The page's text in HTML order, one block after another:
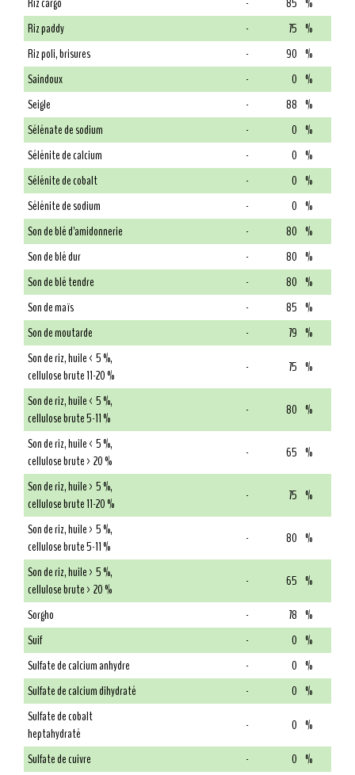
Riz paddy
- 75 %
Riz poli, brisures
- 90 %
Saindoux
- 0 %
Seigle
- 88 %
Sélénate de sodium
- 0 %
Sélénite de calcium
- 0 %
Sélénite de cobalt
- 0 %
Sélénite de sodium
- 0 %
Son de blé d'amidonnerie
- 80 %
Son de blé dur
- 80 %
Son de blé tendre
- 80 %
Son de maïs
- 85 %
Son de moutarde
- 79 %
Son de riz, huile < 5 %,
cellulose brute 11-20 %
- 75 %
Son de riz, huile < 5 %,
cellulose brute 5-11 %
- 80 %
Son de riz, huile < 5 %,
cellulose brute > 20 %
- 65 %
Son de riz, huile > 5 %,
cellulose brute 11-20 %
- 75 %
Son de riz, huile > 5 %,
cellulose brute 5-11 %
- 80 %
Son de riz, huile > 5 %,
cellulose brute > 20 %
- 65 %
Sorgho
- 78 %
Suif
- 0 %
Sulfate de calcium anhydre
- 0 %
Sulfate de calcium dihydraté
- 0 %
Sulfate de cobalt
heptahydraté
- 0 %
Sulfate de cuivre
- 0 %